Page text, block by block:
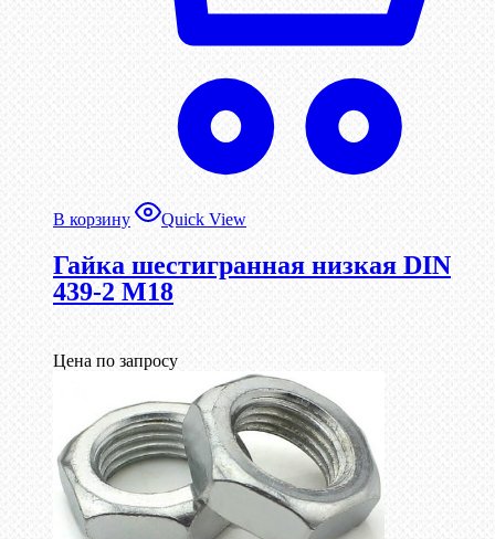
В корзину Quick View
Гайка шестигранная низкая DIN
439-2 М18
Цена по запросу